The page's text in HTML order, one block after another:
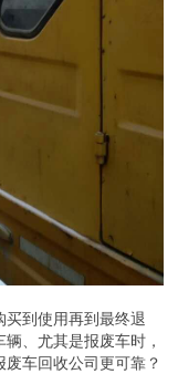
买到使用再到最终退
、尤其是报废车时，
车回收公司更可靠？